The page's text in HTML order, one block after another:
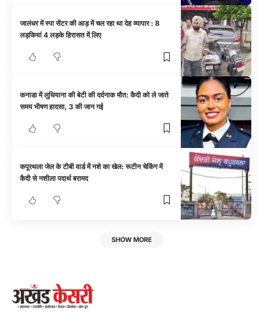
जालंधर में स्पा सेंटर की आड़ में चल रहा था देह व्यापार : 8
लड़कियां 4 लड़के हिरासत में लिए
कनाडा में लुधियाना की बेटी की दर्दनाक मौत: कैदी को ले जाते
समय भीषण हादसा, 3 की जान गई
कपूरथला जेल के टीबी वार्ड में नशे का खेल: रूटीन चेकिंग में
कैदी से नशीला पदार्थ बरामद
SHOW MORE